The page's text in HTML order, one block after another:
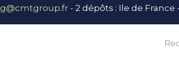
- 2 dépôts : Ile de France